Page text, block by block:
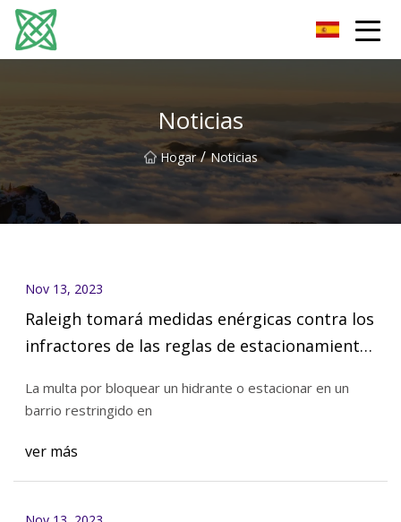
Noticias
Hogar / Noticias
Nov 13, 2023
Raleigh tomará medidas enérgicas contra los
infractores de las reglas de estacionamiento
La multa por bloquear un hidrante o estacionar en un
barrio restringido en
ver más